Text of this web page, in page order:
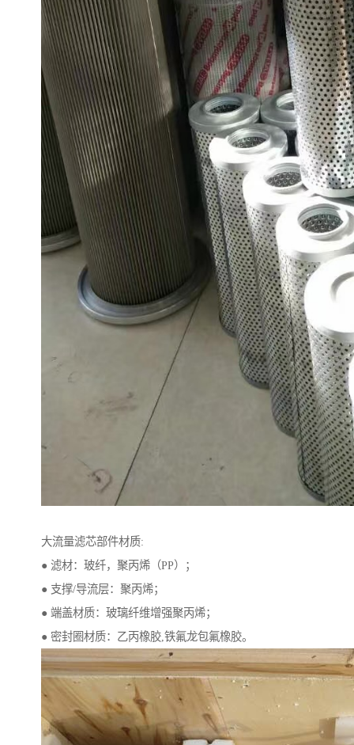
大流量滤芯部件材质:
● 滤材：玻纤，聚丙烯（PP）；
● 支撑/导流层：聚丙烯；
● 端盖材质：玻璃纤维增强聚丙烯；
● 密封圈材质：乙丙橡胶,铁氟龙包氟橡胶。